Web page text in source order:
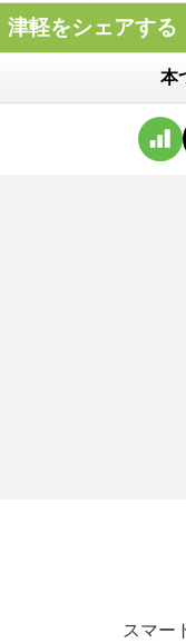
津軽をシェアする
本
スマー